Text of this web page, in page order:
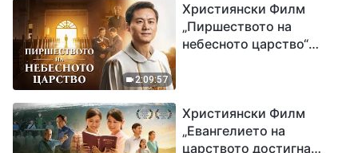
2:09:57
Християнски Филм
„Пиршеството на
небесното царство“
Християнски Филм
„Евангелието на
царството достигна